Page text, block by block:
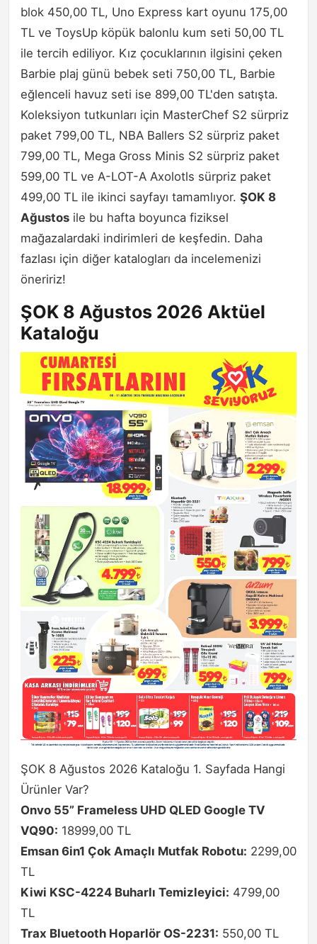
blok 450,00 TL, Uno Express kart oyunu 175,00
TL ve ToysUp köpük balonlu kum seti 50,00 TL
ile tercih ediliyor. Kız çocuklarının ilgisini çeken
Barbie plaj günü bebek seti 750,00 TL, Barbie
eğlenceli havuz seti ise 899,00 TL'den satışta.
Koleksiyon tutkunları için MasterChef S2 sürpriz
paket 799,00 TL, NBA Ballers S2 sürpriz paket
799,00 TL, Mega Gross Minis S2 sürpriz paket
599,00 TL ve A-LOT-A Axolotls sürpriz paket
499,00 TL ile ikinci sayfayı tamamlıyor. ŞOK 8
Ağustos ile bu hafta boyunca fiziksel
mağazalardaki indirimleri de keşfedin. Daha
fazlası için diğer katalogları da incelemenizi
öneririz!
ŞOK 8 Ağustos 2026 Aktüel
Kataloğu
ŞOK 8 Ağustos 2026 Kataloğu 1. Sayfada Hangi
Ürünler Var?
Onvo 55” Frameless UHD QLED Google TV
VQ90: 18999,00 TL
Emsan 6in1 Çok Amaçlı Mutfak Robotu: 2299,00
TL
Kiwi KSC-4224 Buharlı Temizleyici: 4799,00
TL
Trax Bluetooth Hoparlör OS-2231: 550,00 TL